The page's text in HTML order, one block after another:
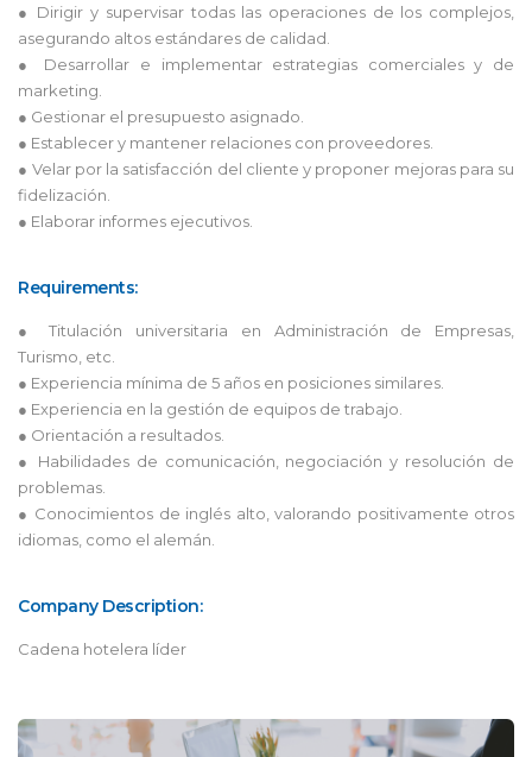
● Dirigir y supervisar todas las operaciones de los complejos,
asegurando altos estándares de calidad.
● Desarrollar e implementar estrategias comerciales y de
marketing.
● Gestionar el presupuesto asignado.
● Establecer y mantener relaciones con proveedores.
● Velar por la satisfacción del cliente y proponer mejoras para su
fidelización.
● Elaborar informes ejecutivos.
Requirements:
● Titulación universitaria en Administración de Empresas,
Turismo, etc.
● Experiencia mínima de 5 años en posiciones similares.
● Experiencia en la gestión de equipos de trabajo.
● Orientación a resultados.
● Habilidades de comunicación, negociación y resolución de
problemas.
● Conocimientos de inglés alto, valorando positivamente otros
idiomas, como el alemán.
Company Description:
Cadena hotelera líder